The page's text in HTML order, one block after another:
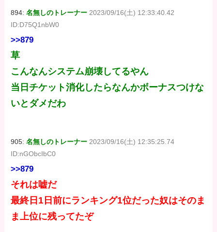
894:名無しのトレーナー 2023/09/16(土) 12:33:40.42
ID:D75Q1nbW0
>>879
草
こんなんシステム崩壊してるやん
当日チケット消化したらなんかボーナスつけな
いとダメだわ
905:名無しのトレーナー 2023/09/16(土) 12:35:25.74
ID:nGObcIbC0
>>879
それは嘘だ
最終日1日前にランキング1位だった奴はそのま
ま上位に残ってたぞ